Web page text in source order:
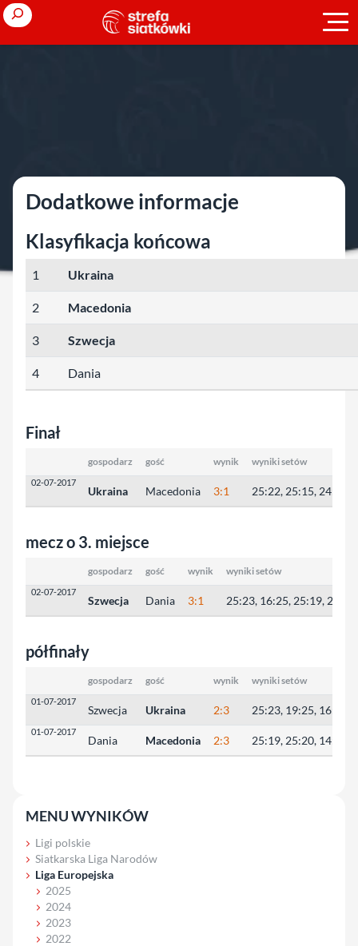
Przejdź
do
treści
Search
Dodatkowe informacje
Klasyfikacja końcowa
1 Ukraina
2 Macedonia
3 Szwecja
4 Dania
Finał
gospodarz gość wynik wyniki setów
02-07-2017
Ukraina Macedonia 3:1 25:22, 25:15, 24:26,
mecz o 3. miejsce
gospodarz gość wynik wyniki setów
02-07-2017
Szwecja Dania 3:1 25:23, 16:25, 25:19, 25:21
półfinały
gospodarz gość wynik wyniki setów
01-07-2017
Szwecja Ukraina 2:3 25:23, 19:25, 16:25,
01-07-2017
Dania Macedonia 2:3 25:19, 25:20, 14:25,
MENU WYNIKÓW
Ligi polskie
Siatkarska Liga Narodów
Liga Europejska
2025
2024
2023
2022